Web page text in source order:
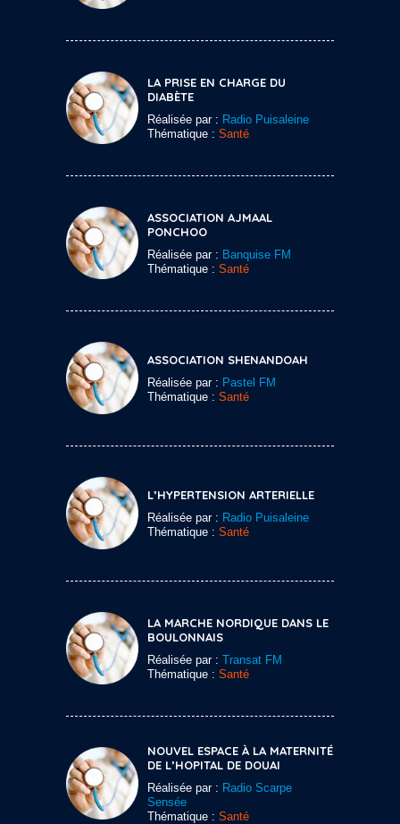
LA PRISE EN CHARGE DU
DIABÈTE
Réalisée par : Radio Puisaleine
Thématique : Santé
ASSOCIATION AJMAAL
PONCHOO
Réalisée par : Banquise FM
Thématique : Santé
ASSOCIATION SHENANDOAH
Réalisée par : Pastel FM
Thématique : Santé
L’HYPERTENSION ARTERIELLE
Réalisée par : Radio Puisaleine
Thématique : Santé
LA MARCHE NORDIQUE DANS LE
BOULONNAIS
Réalisée par : Transat FM
Thématique : Santé
NOUVEL ESPACE À LA MATERNITÉ
DE L’HOPITAL DE DOUAI
Réalisée par : Radio Scarpe
Sensée
Thématique : Santé